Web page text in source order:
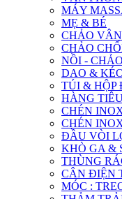
MÁY
MẸ & BÉ
CHẢO
CHẢO
NỒI -
DAO &
TÚI & HỘP
HÀNG
CHÉN
CHÉN
ĐẦU VÒI
KHÒ GA &
THÙNG
CÂN ĐIỆN
MÓC :